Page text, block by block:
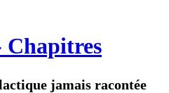
Chapitres
jamais racontée